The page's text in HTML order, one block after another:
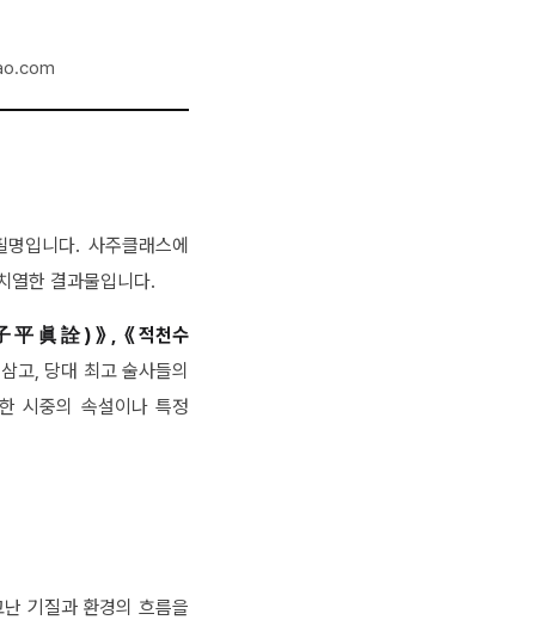
입니다. 사주클래스에
열한 결과물입니다.
平眞詮)》, 《적천수
고, 당대 최고 술사들의
시중의 속설이나 특정
기질과 환경의 흐름을